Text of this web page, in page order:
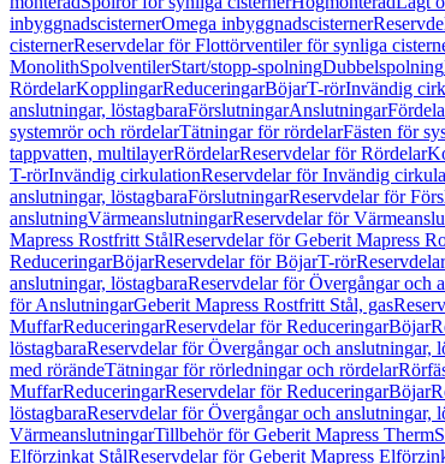
inbyggnadscisternerOmega inbyggnadscisterner
cisternerReservdelar för Flottörventiler för synliga
MonolithSpolventilerStart/stopp-spolningDubbelspolning
RördelarKopplingarReduceringarBöjarT-rörInvändig
anslutningar, löstagbaraFörslutningarAnslutningar
systemrör och rördelarTätningar för rördelarFästen för
tappvatten, multilayerRördelarReservdelar för Rördelar
T-rörInvändig cirkulationReservdelar för Invändig
anslutningar, löstagbaraFörslutningarReservdelar för
anslutningVärmeanslutningarReservdelar för
Mapress Rostfritt StålReservdelar för Geberit Mapress
ReduceringarBöjarReservdelar för BöjarT-rör
anslutningar, löstagbaraReservdelar för Övergångar och
för AnslutningarGeberit Mapress Rostfritt Stål, gas
MuffarReduceringarReservdelar för ReduceringarBöjar
löstagbaraReservdelar för Övergångar och anslutningar,
med rörändeTätningar för rörledningar och rördelar
MuffarReduceringarReservdelar för ReduceringarBöjar
löstagbaraReservdelar för Övergångar och anslutningar,
VärmeanslutningarTillbehör för Geberit Mapress Therm
Elförzinkat StålReservdelar för Geberit Mapress